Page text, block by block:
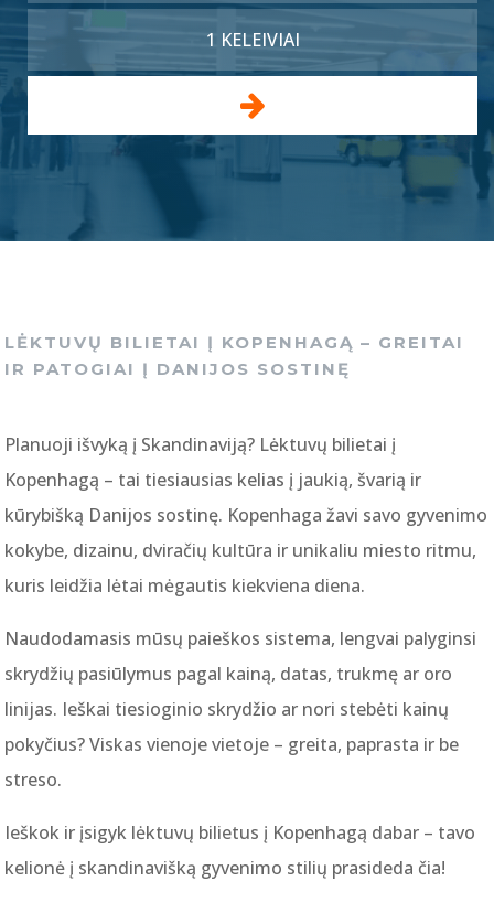
LĖKTUVŲ BILIETAI Į KOPENHAGĄ – GREITAI
IR PATOGIAI Į DANIJOS SOSTINĘ
Planuoji išvyką į Skandinaviją? Lėktuvų bilietai į
Kopenhagą – tai tiesiausias kelias į jaukią, švarią ir
kūrybišką Danijos sostinę. Kopenhaga žavi savo gyvenimo
kokybe, dizainu, dviračių kultūra ir unikaliu miesto ritmu,
kuris leidžia lėtai mėgautis kiekviena diena.
Naudodamasis mūsų paieškos sistema, lengvai palyginsi
skrydžių pasiūlymus pagal kainą, datas, trukmę ar oro
linijas. Ieškai tiesioginio skrydžio ar nori stebėti kainų
pokyčius? Viskas vienoje vietoje – greita, paprasta ir be
streso.
Ieškok ir įsigyk lėktuvų bilietus į Kopenhagą dabar – tavo
kelionė į skandinavišką gyvenimo stilių prasideda čia!